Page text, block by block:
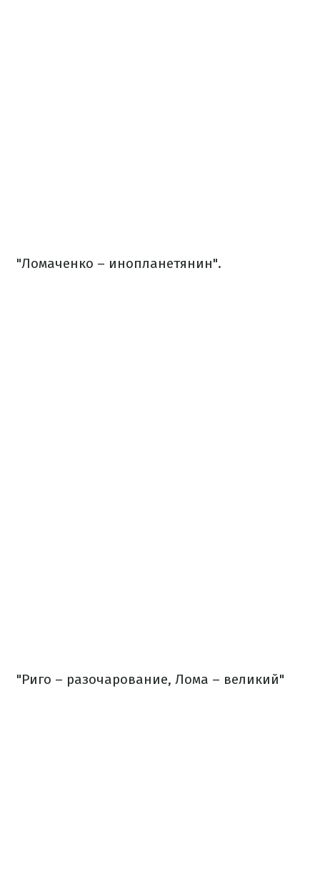
"Ломаченко – инопланетянин".
"Риго – разочарование, Лома – великий"